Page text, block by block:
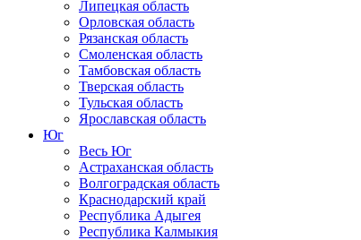
Липецкая область
Орловская область
Рязанская область
Смоленская область
Тамбовская область
Тверская область
Тульская область
Ярославская область
Юг
Весь Юг
Астраханская область
Волгоградская область
Краснодарский край
Республика Адыгея
Республика Калмыкия